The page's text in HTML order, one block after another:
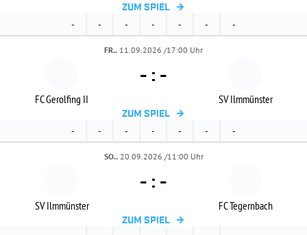
ZUM SPIEL
- - - - - - -
FR.. 11.09.2026 /17:00 Uhr
FC Gerolfing II
- : -
SV Ilmmünster
ZUM SPIEL
- - - - - - -
SO.. 20.09.2026 /11:00 Uhr
SV Ilmmünster
- : -
FC Tegernbach
ZUM SPIEL